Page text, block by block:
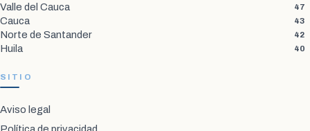
Valle del Cauca 47
Cauca 43
Norte de Santander 42
Huila 40
SITIO
Aviso legal